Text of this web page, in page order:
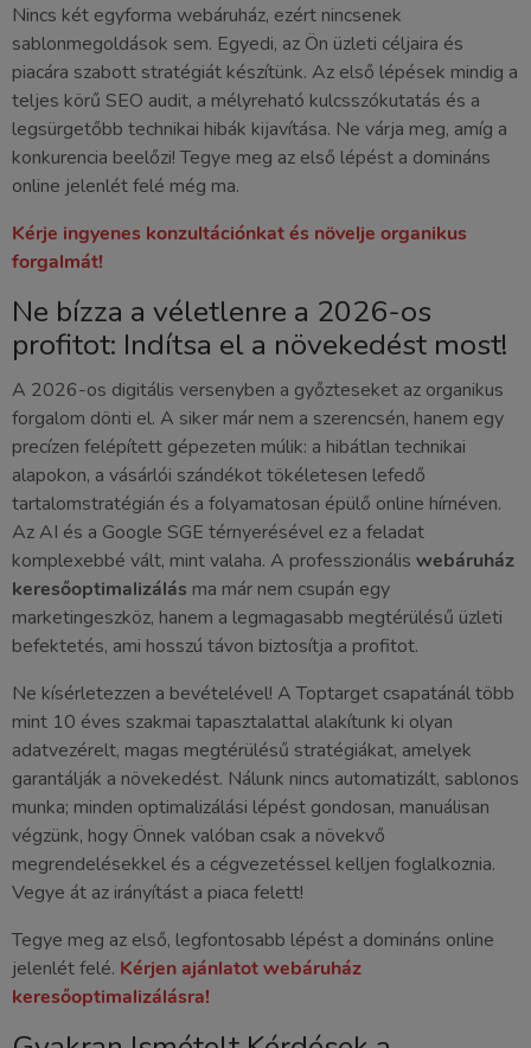
Nincs két egyforma webáruház, ezért nincsenek
sablonmegoldások sem. Egyedi, az Ön üzleti céljaira és
piacára szabott stratégiát készítünk. Az első lépések mindig a
teljes körű SEO audit, a mélyreható kulcsszókutatás és a
legsürgetőbb technikai hibák kijavítása. Ne várja meg, amíg a
konkurencia beelőzi! Tegye meg az első lépést a domináns
online jelenlét felé még ma.
Kérje ingyenes konzultációnkat és növelje organikus
forgalmát!
Ne bízza a véletlenre a 2026-os
profitot: Indítsa el a növekedést most!
A 2026-os digitális versenyben a győzteseket az organikus
forgalom dönti el. A siker már nem a szerencsén, hanem egy
precízen felépített gépezeten múlik: a hibátlan technikai
alapokon, a vásárlói szándékot tökéletesen lefedő
tartalomstratégián és a folyamatosan épülő online hírnéven.
Az AI és a Google SGE térnyerésével ez a feladat
komplexebbé vált, mint valaha. A professzionális webáruház
keresőoptimalizálás ma már nem csupán egy
marketingeszköz, hanem a legmagasabb megtérülésű üzleti
befektetés, ami hosszú távon biztosítja a profitot.
Ne kísérletezzen a bevételével! A Toptarget csapatánál több
mint 10 éves szakmai tapasztalattal alakítunk ki olyan
adatvezérelt, magas megtérülésű stratégiákat, amelyek
garantálják a növekedést. Nálunk nincs automatizált, sablonos
munka; minden optimalizálási lépést gondosan, manuálisan
végzünk, hogy Önnek valóban csak a növekvő
megrendelésekkel és a cégvezetéssel kelljen foglalkoznia.
Vegye át az irányítást a piaca felett!
Tegye meg az első, legfontosabb lépést a domináns online
jelenlét felé. Kérjen ajánlatot webáruház
keresőoptimalizálásra!